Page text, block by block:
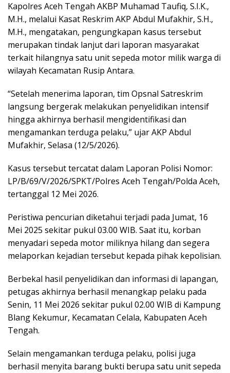
Kapolres Aceh Tengah AKBP Muhamad Taufiq, S.I.K.,
M.H., melalui Kasat Reskrim AKP Abdul Mufakhir, S.H.,
M.H., mengatakan, pengungkapan kasus tersebut
merupakan tindak lanjut dari laporan masyarakat
terkait hilangnya satu unit sepeda motor milik warga di
wilayah Kecamatan Rusip Antara.
“Setelah menerima laporan, tim Opsnal Satreskrim
langsung bergerak melakukan penyelidikan intensif
hingga akhirnya berhasil mengidentifikasi dan
mengamankan terduga pelaku,” ujar AKP Abdul
Mufakhir, Selasa (12/5/2026).
Kasus tersebut tercatat dalam Laporan Polisi Nomor:
LP/B/69/V/2026/SPKT/Polres Aceh Tengah/Polda Aceh,
tertanggal 12 Mei 2026.
Peristiwa pencurian diketahui terjadi pada Jumat, 16
Mei 2025 sekitar pukul 03.00 WIB. Saat itu, korban
menyadari sepeda motor miliknya hilang dan segera
melaporkan kejadian tersebut kepada pihak kepolisian.
Berbekal hasil penyelidikan dan informasi di lapangan,
petugas akhirnya berhasil menangkap pelaku pada
Senin, 11 Mei 2026 sekitar pukul 02.00 WIB di Kampung
Blang Kekumur, Kecamatan Celala, Kabupaten Aceh
Tengah.
Selain mengamankan terduga pelaku, polisi juga
berhasil menyita barang bukti berupa satu unit sepeda